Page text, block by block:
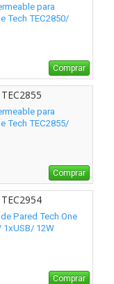
para
Tech TEC2850/
Comprar
para
Tech TEC2855/
Comprar
Pared Tech One
1xUSB/ 12W
Comprar